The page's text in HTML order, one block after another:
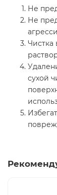
Не
Не
Чистка
сухой